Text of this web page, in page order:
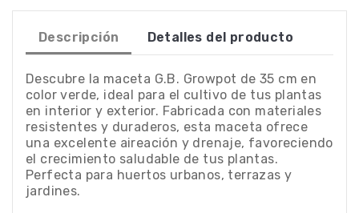
Descripción Detalles del producto
Descubre la maceta G.B. Growpot de 35 cm en
color verde, ideal para el cultivo de tus plantas
en interior y exterior. Fabricada con materiales
resistentes y duraderos, esta maceta ofrece
una excelente aireación y drenaje, favoreciendo
el crecimiento saludable de tus plantas.
Perfecta para huertos urbanos, terrazas y
jardines.